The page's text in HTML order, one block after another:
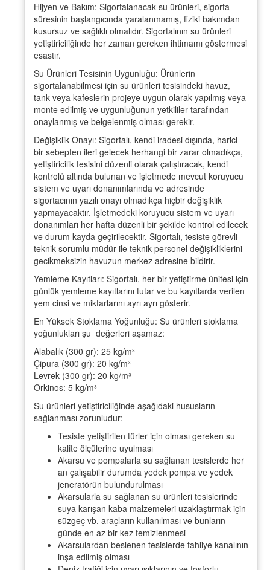
Hijyen ve Bakım: Sigortalanacak su ürünleri, sigorta
süresinin başlangıcında yaralanmamış, fiziki bakımdan
kusursuz ve sağlıklı olmalıdır. Sigortalının su ürünleri
yetiştiriciliğinde her zaman gereken ihtimamı göstermesi
esastır.
Su Ürünleri Tesisinin Uygunluğu: Ürünlerin
sigortalanabilmesi için su ürünleri tesisindeki havuz,
tank veya kafeslerin projeye uygun olarak yapılmış veya
monte edilmiş ve uygunluğunun yetkililer tarafından
onaylanmış ve belgelenmiş olması gerekir.
Değişiklik Onayı: Sigortalı, kendi iradesi dışında, harici
bir sebepten ileri gelecek herhangi bir zarar olmadıkça,
yetiştiricilik tesisini düzenli olarak çalıştıracak, kendi
kontrolü altında bulunan ve işletmede mevcut koruyucu
sistem ve uyarı donanımlarında ve adresinde
sigortacının yazılı onayı olmadıkça hiçbir değişiklik
yapmayacaktır. İşletmedeki koruyucu sistem ve uyarı
donanımları her hafta düzenli bir şekilde kontrol edilecek
ve durum kayda geçirilecektir. Sigortalı, tesiste görevli
teknik sorumlu müdür ile teknik personel değişikliklerini
gecikmeksizin havuzun merkez adresine bildirir.
Yemleme Kayıtları: Sigortalı, her bir yetiştirme ünitesi için
günlük yemleme kayıtlarını tutar ve bu kayıtlarda verilen
yem cinsi ve miktarlarını ayrı ayrı gösterir.
En Yüksek Stoklama Yoğunluğu: Su ürünleri stoklama
yoğunlukları şu değerleri aşamaz:
Alabalık (300 gr): 25 kg/m³
Çipura (300 gr): 20 kg/m³
Levrek (300 gr): 20 kg/m³
Orkinos: 5 kg/m³
Su ürünleri yetiştiriciliğinde aşağıdaki hususların
sağlanması zorunludur:
Tesiste yetiştirilen türler için olması gereken su
kalite ölçülerine uyulması
Akarsu ve pompalarla su sağlanan tesislerde her
an çalışabilir durumda yedek pompa ve yedek
jeneratörün bulundurulması
Akarsularla su sağlanan su ürünleri tesislerinde
suya karışan kaba malzemeleri uzaklaştırmak için
süzgeç vb. araçların kullanılması ve bunların
günde en az bir kez temizlenmesi
Akarsulardan beslenen tesislerde tahliye kanalının
inşa edilmiş olması